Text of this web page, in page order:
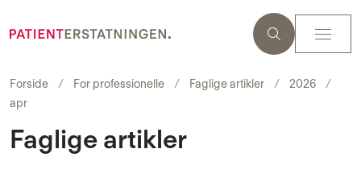
Forside For professionelle Faglige artikler
2026
apr
Faglige artikler